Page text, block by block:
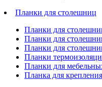
Планки для столешниц
Планки для
Планки для
Планки для
Планки
Планки для
Планка для